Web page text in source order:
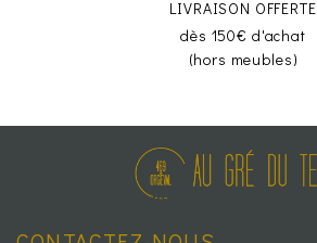
LIVRAISON OFFERTE
dès 150€ d'achat
(hors meubles)